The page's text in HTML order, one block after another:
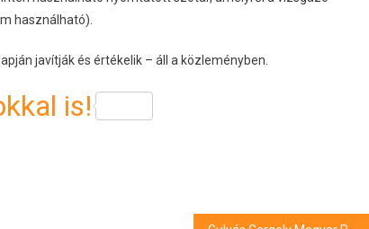
használható).
javítják és értékelik – áll a közleményben.
is!